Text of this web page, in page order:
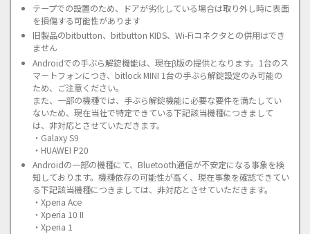
テープでの設置のため、ドアが劣化している場合は取り外し時に表面
を損傷する可能性があります
旧製品のbitbutton、bitbutton KIDS、Wi-Fiコネクタとの併用はでき
ません
Androidでの手ぶら解錠機能は、現在β版の提供となります。1台のス
マートフォンにつき、bitlock MINI 1台の手ぶら解錠設定のみ可能の
ため、ご注意ください。
また、一部の機種では、手ぶら解錠機能に必要な要件を満たしてい
ないため、現在当社で特定できている下記該当機種につきまして
は、非対応とさせていただきます。
・Galaxy S9
・HUAWEI P20
Androidの一部の機種にて、Bluetooth通信が不安定になる事象を検
知しております。機種依存の可能性が高く、現在事象を確認できてい
る下記該当機種につきましては、非対応とさせていただきます。
・Xperia Ace
・Xperia 10 II
・Xperia 1